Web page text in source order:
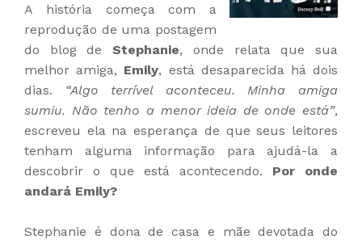
A história começa com a
reprodução de uma postagem
do blog deStephanie, onde relata que sua
melhor amiga, Emily, está desaparecida há dois
dias. “Algo terrível aconteceu. Minha amiga
sumiu. Não tenho a menor ideia de onde está”,
escreveu ela na esperança de que seus leitores
tenham alguma informação para ajudá-la a
descobrir o que está acontecendo. Por onde
andará Emily?
Stephanie é dona de casa e mãe devotada do